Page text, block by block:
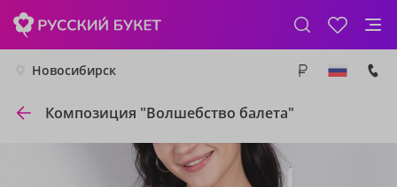
Новосибирск
Композиция "Волшебство балета"